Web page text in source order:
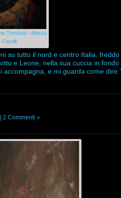
Trevisiol - Abisso
Farolfi
su tutto il nord e centro Italia,
e Leone, nella sua cuccia in fondo
e mi guarda come
2 Commenti »